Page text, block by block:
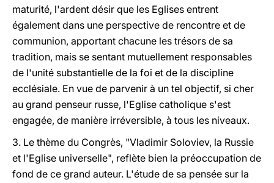
maturité, l'ardent désir que les Eglises entrent
également dans une perspective de rencontre et de
communion, apportant chacune les trésors de sa
tradition, mais se sentant mutuellement responsables
de l'unité substantielle de la foi et de la discipline
ecclésiale. En vue de parvenir à un tel objectif, si cher
au grand penseur russe, l'Eglise catholique s'est
engagée, de manière irréversible, à tous les niveaux.
3. Le thème du Congrès, "Vladimir Soloviev, la Russie
et l'Eglise universelle", reflète bien la préoccupation de
fond de ce grand auteur. L'étude de sa pensée sur la